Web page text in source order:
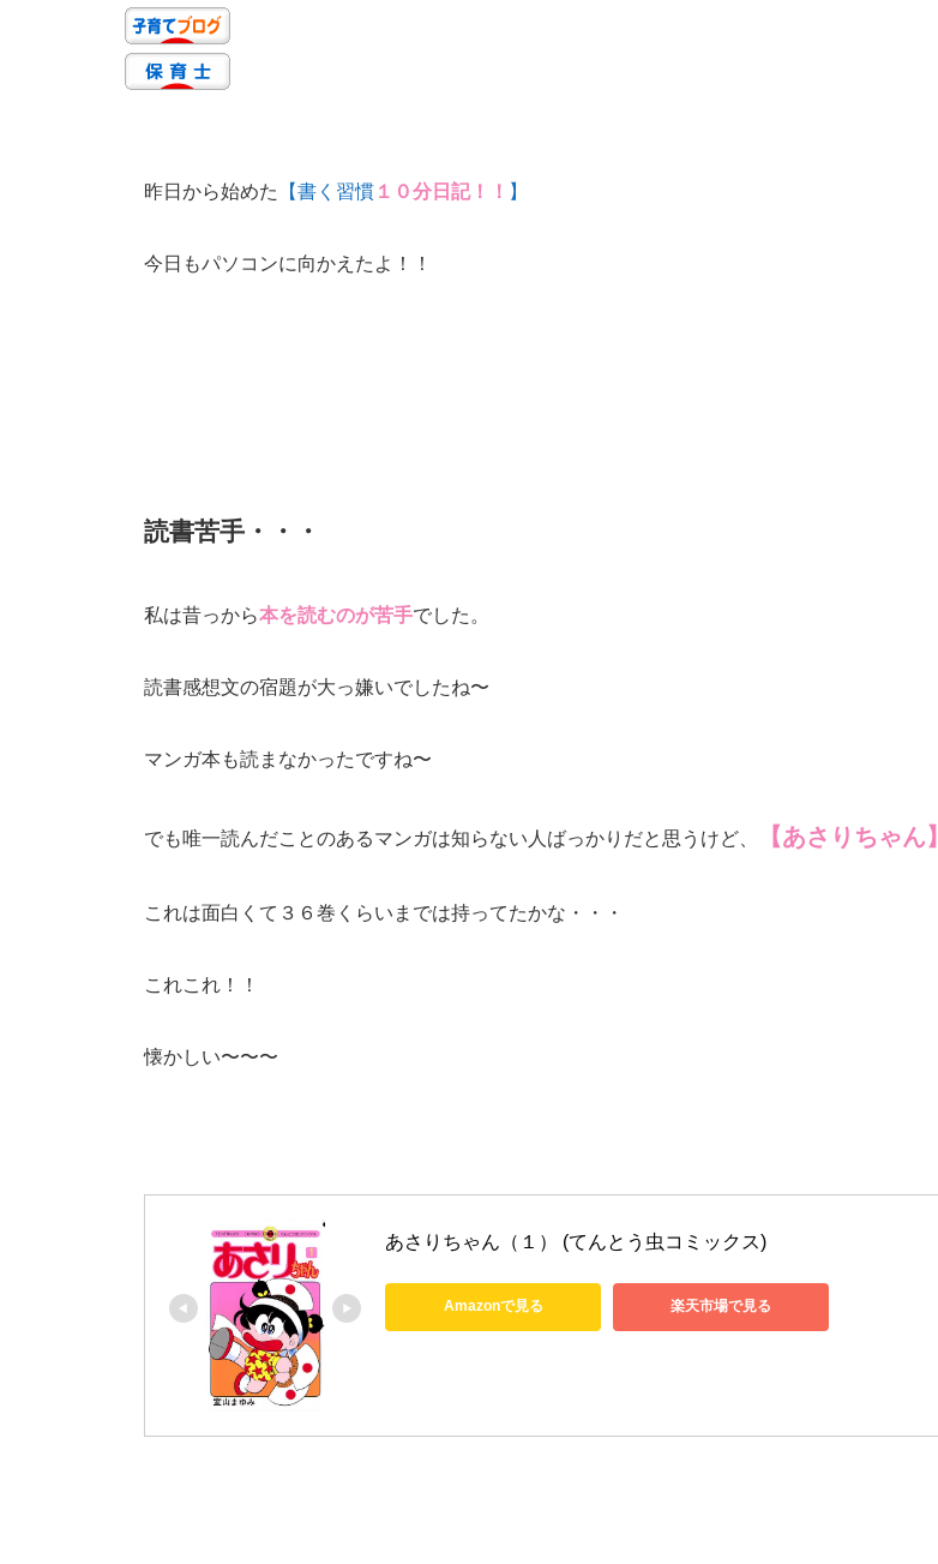
昨日から始めた 【書く習慣 １０分日記！！ 】
今日もパソコンに向かえたよ！！
読書苦手・・・
私は昔っから本を読むのが苦手でした。
読書感想文の宿題が大っ嫌いでしたね〜
マンガ本も読まなかったですね〜
でも唯一読んだことのあるマンガは知らない人ばっかりだと思うけど、 【あさりちゃん】
これは面白くて３６巻くらいまでは持ってたかな・・・
これこれ！！
懐かしい〜〜〜
あさりちゃん（１） (てんとう虫コミックス)
Amazonで見る 楽天市場で見る